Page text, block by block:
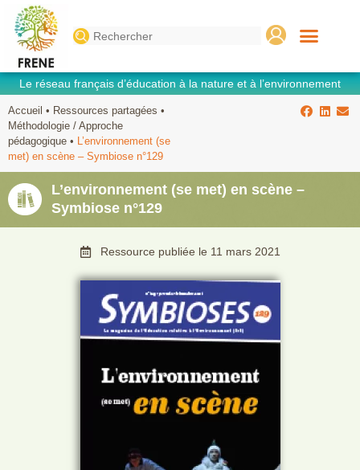
Search
for:
Le réseau français d’éducation à la nature et à l’environnement
Accueil • Ressources partagées •
Méthodologie / Approche
pédagogique • L’environnement (se
met) en scène – Symbiose n°129
L’environnement (se met) en scène –
Symbiose n°129
Ressource publiée le 11 mars 2021